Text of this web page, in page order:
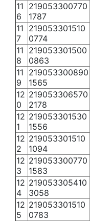
11
6
219053300770
1787
11
7
219053301510
0774
11
8
219053301500
0863
11
9
219053300890
1565
12
0
219053306570
2178
12
1
219053301530
1556
12
2
219053301510
1094
12
3
219053300770
1583
12
4
219053305410
3058
12
5
219053301510
0783